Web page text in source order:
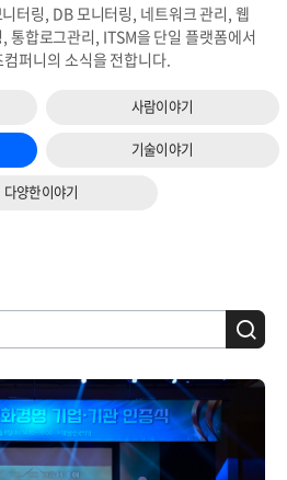
터링, DB 모니터링, 네트워크 관리, 웹
통합로그관리, ITSM을 단일 플랫폼에서
퍼니의 소식을 전합니다.
사람이야기
기술이야기
다양한이야기